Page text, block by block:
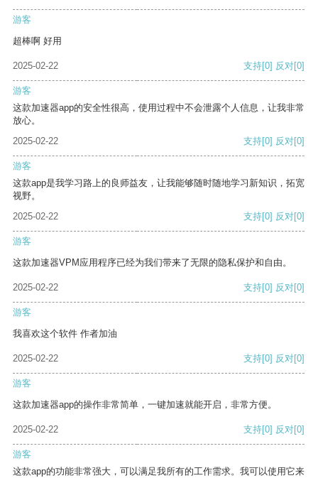
游客
超棒啊 好用
2025-02-22 支持[0] 反对[0]
游客
这款加速器app的安全性很高，使用过程中不会泄露个人信息，让我非常
放心。
2025-02-22
支持[0] 反对[0]
游客
这款app是我学习路上的良师益友，让我能够随时随地学习新知识，拓宽
视野。
2025-02-22
支持[0] 反对[0]
游客
这款加速器VPM应用程序已经为我们带来了无限的隐私保护和自由。
2025-02-22 支持[0] 反对[0]
游客
我喜欢这个软件 作者加油
2025-02-22 支持[0] 反对[0]
游客
这款加速器app的操作非常简单，一键加速就能开启，非常方便。
2025-02-22 支持[0] 反对[0]
游客
这款app的功能非常强大，可以满足我所有的工作需求。我可以使用它来